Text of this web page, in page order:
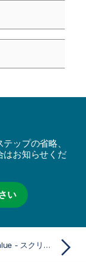
ップの省略、
はお知らせくだ
い
FirstSortedValue - スクリプト関数